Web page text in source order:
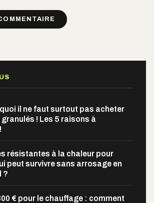
il ne faut surtout pas acheter
granulés ! Les 5 raisons à
résistantes à la chaleur pour
peut survivre sans arrosage en
?
€ pour le chauffage : comment